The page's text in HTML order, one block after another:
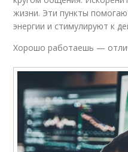
жизни. Эти пункты
энергии и стимулируют к
Хорошо работаешь —